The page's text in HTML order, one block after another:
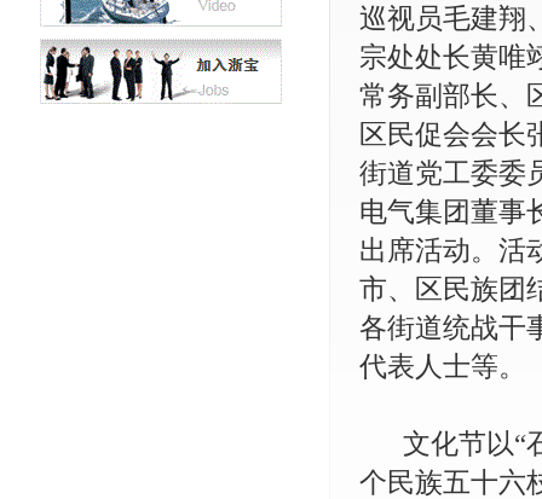
巡视员毛建翔
宗处处长黄唯
常务副部长、
区民促会会长
街道党工委委
电气集团董事
出席活动。活
市、区民族团
各街道统战干
代表人士等。
文化节以“
个民族五十六